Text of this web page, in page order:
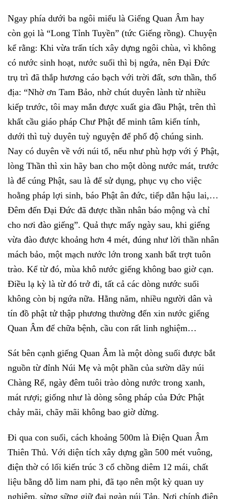
Ngay phía dưới ba ngôi miếu là Giếng Quan Âm hay
còn gọi là “Long Tỉnh Tuyền” (tức Giếng rồng). Chuyện
kể rằng: Khi vừa trấn tích xây dựng ngôi chùa, vì không
có nước sinh hoạt, nước suối thì bị ngứa, nên Đại Đức
trụ trì đã thắp hương cáo bạch với trời đất, sơn thần, thổ
địa: “Nhờ ơn Tam Bảo, nhờ chút duyên lành từ nhiều
kiếp trước, tôi may mắn được xuất gia đầu Phật, trên thì
khất cầu giáo pháp Chư Phật để minh tâm kiến tính,
dưới thì tuỳ duyên tuỳ nguyện để phổ độ chúng sinh.
Nay có duyên về với núi tổ, nếu như phù hợp với ý Phật,
lòng Thần thì xin hãy ban cho một dòng nước mát, trước
là để cúng Phật, sau là để sử dụng, phục vụ cho việc
hoằng pháp lợi sinh, báo Phật ân đức, tiếp dẫn hậu lai,…
Đêm đến Đại Đức đã được thần nhân báo mộng và chỉ
cho nơi đào giếng”. Quả thực mấy ngày sau, khi giếng
vừa đào được khoảng hơn 4 mét, đúng như lời thần nhân
mách bảo, một mạch nước lớn trong xanh bất trợt tuôn
trào. Kể từ đó, mùa khô nước giếng không bao giờ cạn.
Điều lạ kỳ là từ đó trở đi, tất cả các dòng nước suối
không còn bị ngứa nữa. Hằng năm, nhiều người dân và
tín đồ phật tử thập phương thường đến xin nước giếng
Quan Âm để chữa bệnh, cầu con rất linh nghiệm…
Sát bên cạnh giếng Quan Âm là một dòng suối được bắt
nguồn từ đỉnh Núi Mẹ và một phần của sườn dãy núi
Chàng Rể, ngày đêm tuôi trào dòng nước trong xanh,
mát rượi; giống như là dòng sông pháp của Đức Phật
chảy mãi, chãy mãi không bao giờ dừng.
Đi qua con suối, cách khoảng 500m là Điện Quan Âm
Thiên Thủ. Với diện tích xây dựng gần 500 mét vuông,
điện thờ có lối kiến trúc 3 cổ chồng diêm 12 mái, chất
liệu bằng dỗ lim nam phi, đã tạo nên một kỳ quan uy
nghiêm, sừng sững giữ đại ngàn núi Tản. Nơi chính điện